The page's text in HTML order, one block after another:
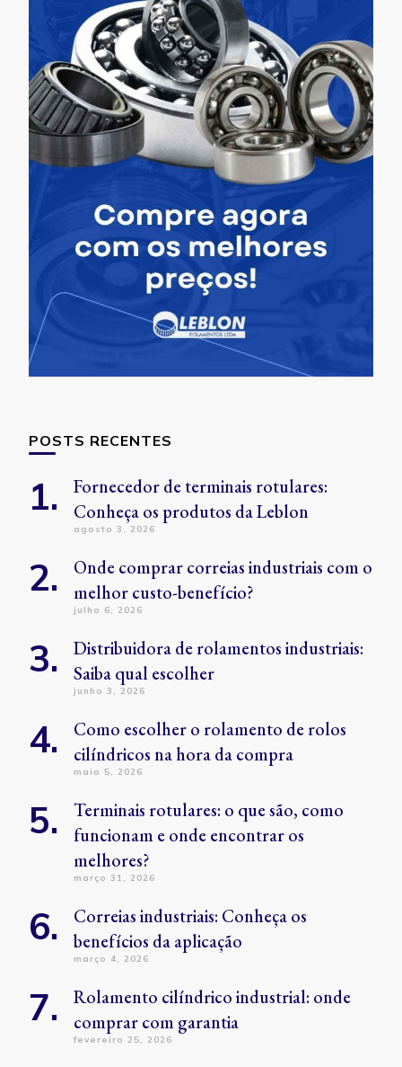
POSTS RECENTES
Fornecedor de terminais rotulares:
Conheça os produtos da Leblon
agosto 3, 2026
Onde comprar correias industriais com o
melhor custo-benefício?
julho 6, 2026
Distribuidora de rolamentos industriais:
Saiba qual escolher
junho 3, 2026
Como escolher o rolamento de rolos
cilíndricos na hora da compra
maio 5, 2026
Terminais rotulares: o que são, como
funcionam e onde encontrar os
melhores?
março 31, 2026
Correias industriais: Conheça os
benefícios da aplicação
março 4, 2026
Rolamento cilíndrico industrial: onde
comprar com garantia
fevereiro 25, 2026